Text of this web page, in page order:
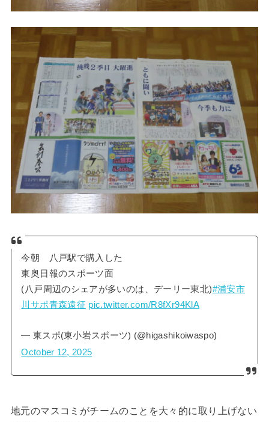
今朝 八戸駅で購入した
東奥日報のスポーツ面
(八戸周辺のシェアが多いのは、デーリー東北)#浦安市
川サポ青森遠征 pic.twitter.com/R8fXr94KlA
— 東スポ(東小岩スポーツ) (@higashikoiwaspo)
October 12, 2025
地元のマスコミがチームのことを大々的に取り上げない